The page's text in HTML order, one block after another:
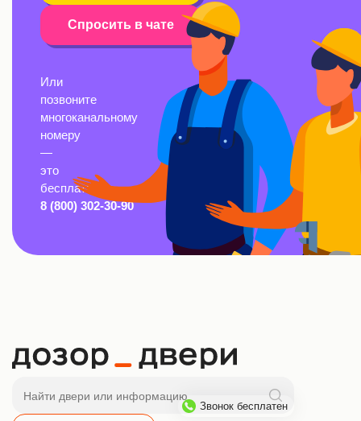
Спросить в чате
Или
позвоните
многоканальному
номеру
—
это
бесплатно:
8 (800) 302-30-90
Поиск
Звонок бесплатен